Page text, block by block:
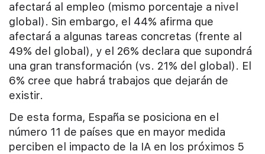
afectará al empleo (mismo porcentaje a nivel
global). Sin embargo, el 44% afirma que
afectará a algunas tareas concretas (frente al
49% del global), y el 26% declara que supondrá
una gran transformación (vs. 21% del global). El
6% cree que habrá trabajos que dejarán de
existir.
De esta forma, España se posiciona en el
número 11 de países que en mayor medida
perciben el impacto de la IA en los próximos 5